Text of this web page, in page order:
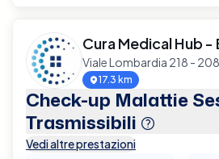
Cura Medical Hub -
Viale Lombardia 218 -
17.3 km
Check-up Malattie
Trasmissibili
Vedi altre prestazioni